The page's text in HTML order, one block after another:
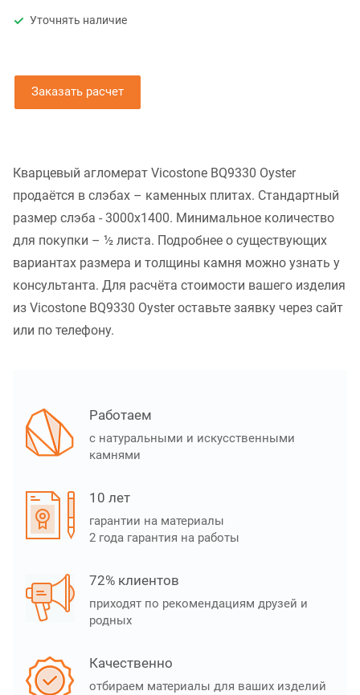
Уточнять наличие
Заказать расчет
Кварцевый агломерат Vicostone BQ9330 Oyster
продаётся в слэбах – каменных плитах. Стандартный
размер слэба - 3000x1400. Минимальное количество
для покупки – ½ листа. Подробнее о существующих
вариантах размера и толщины камня можно узнать у
консультанта. Для расчёта стоимости вашего изделия
из Vicostone BQ9330 Oyster оставьте заявку через сайт
или по телефону.
Работаем
с натуральными и искусственными
камнями
10 лет
гарантии на материалы
2 года гарантия на работы
72% клиентов
приходят по рекомендациям друзей и
родных
Качественно
отбираем материалы для ваших изделий